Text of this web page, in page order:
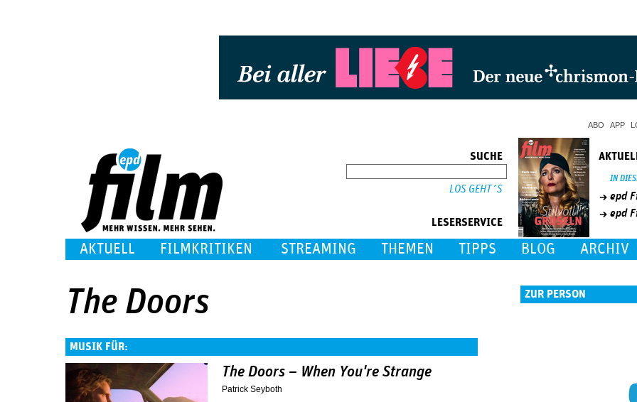
ABO APP
SUCHE
LESERSERVICE
IN
epd
epd
AKTUELL FILMKRITIKEN STREAMING THEMEN TIPPS BLOG ARCHIV
The Doors
MUSIK FÜR:
The Doors – When You're Strange
Patrick Seyboth
ZUR PERSON